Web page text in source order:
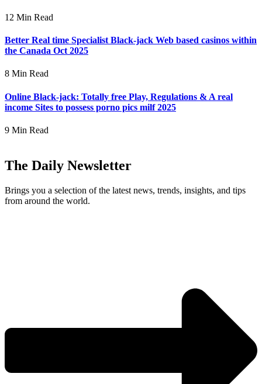
12 Min Read
Better Real time Specialist Black-jack Web based casinos within
the Canada Oct 2025
8 Min Read
Online Black-jack: Totally free Play, Regulations & A real
income Sites to possess porno pics milf 2025
9 Min Read
The Daily Newsletter
Brings you a selection of the latest news, trends, insights, and tips
from around the world.